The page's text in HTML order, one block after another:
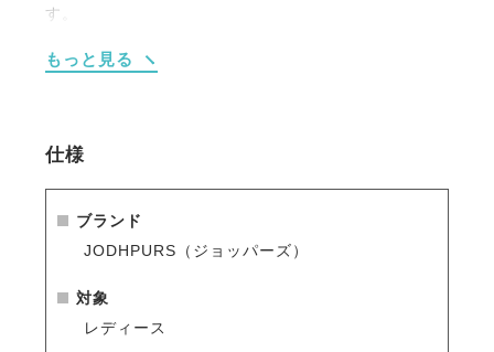
す。
入れたい方に最適。
もっと見る
仕様
ブランド
JODHPURS（ジョッパーズ）
対象
レディース